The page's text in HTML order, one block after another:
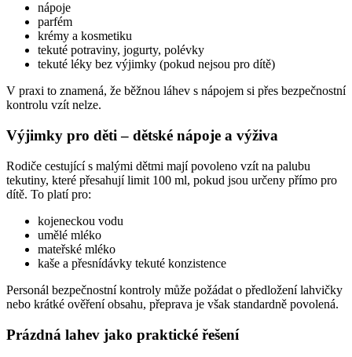
nápoje
parfém
krémy a kosmetiku
tekuté potraviny, jogurty, polévky
tekuté léky bez výjimky (pokud nejsou pro dítě)
V praxi to znamená, že běžnou láhev s nápojem si přes bezpečnostní
kontrolu vzít nelze.
Výjimky pro děti – dětské nápoje a výživa
Rodiče cestující s malými dětmi mají povoleno vzít na palubu
tekutiny, které přesahují limit 100 ml, pokud jsou určeny přímo pro
dítě. To platí pro:
kojeneckou vodu
umělé mléko
mateřské mléko
kaše a přesnídávky tekuté konzistence
Personál bezpečnostní kontroly může požádat o předložení lahvičky
nebo krátké ověření obsahu, přeprava je však standardně povolená.
Prázdná lahev jako praktické řešení